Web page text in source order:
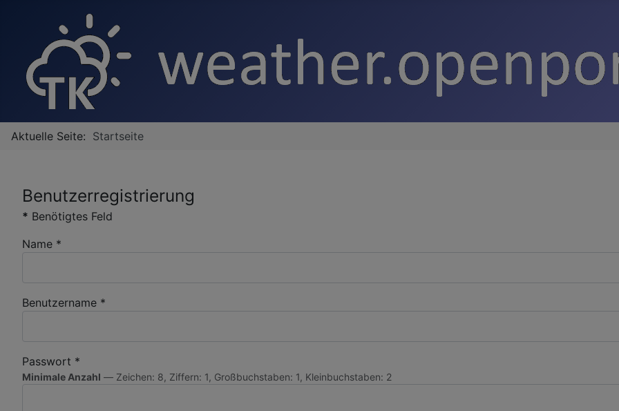
Aktuelle Seite: Startseite
Benutzerregistrierung
* Benötigtes Feld
Name *
Benutzername *
Passwort *
Minimale Anzahl — Zeichen: 8, Ziffern: 1, Großbuchstaben: 1, Kleinbuchstaben: 2